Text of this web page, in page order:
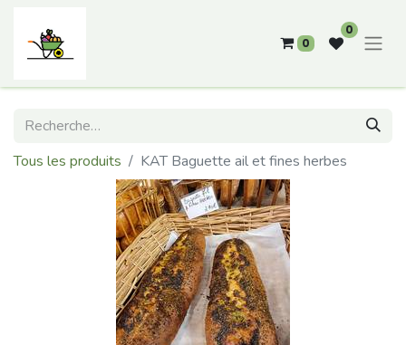
0
0
Tous les produits KAT Baguette ail et fines herbes